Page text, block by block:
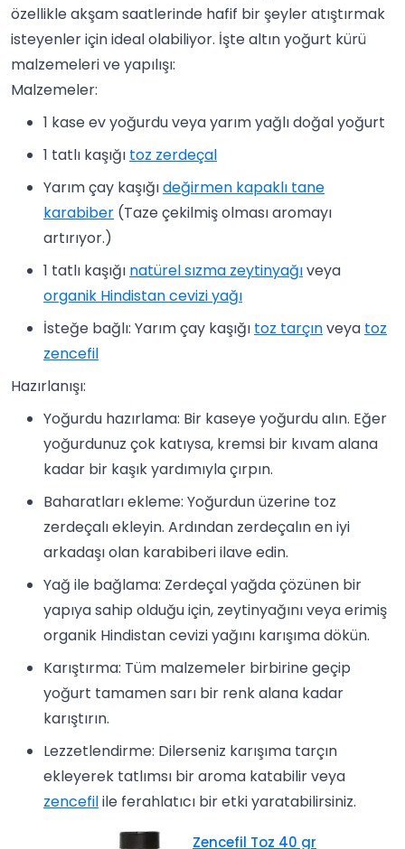
özellikle akşam saatlerinde hafif bir şeyler atıştırmak
isteyenler için ideal olabiliyor. İşte altın yoğurt kürü
malzemeleri ve yapılışı:
Malzemeler:
1 kase ev yoğurdu veya yarım yağlı doğal yoğurt
1 tatlı kaşığı toz zerdeçal
Yarım çay kaşığıdeğirmen kapaklı tane
karabiber (Taze çekilmiş olması aromayı
artırıyor.)
1 tatlı kaşığı natürel sızma zeytinyağıveya
organik Hindistan cevizi yağı
İsteğe bağlı: Yarım çay kaşığı toz tarçınveya toz
zencefil
Hazırlanışı:
Yoğurdu hazırlama: Bir kaseye yoğurdu alın. Eğer
yoğurdunuz çok katıysa, kremsi bir kıvam alana
kadar bir kaşık yardımıyla çırpın.
Baharatları ekleme: Yoğurdun üzerine toz
zerdeçalı ekleyin. Ardından zerdeçalın en iyi
arkadaşı olan karabiberi ilave edin.
Yağ ile bağlama: Zerdeçal yağda çözünen bir
yapıya sahip olduğu için, zeytinyağını veya erimiş
organik Hindistan cevizi yağını karışıma dökün.
Karıştırma: Tüm malzemeler birbirine geçip
yoğurt tamamen sarı bir renk alana kadar
karıştırın.
Lezzetlendirme: Dilerseniz karışıma tarçın
ekleyerek tatlımsı bir aroma katabilir veya
zencefilile ferahlatıcı bir etki yaratabilirsiniz.
Zencefil Toz 40 gr